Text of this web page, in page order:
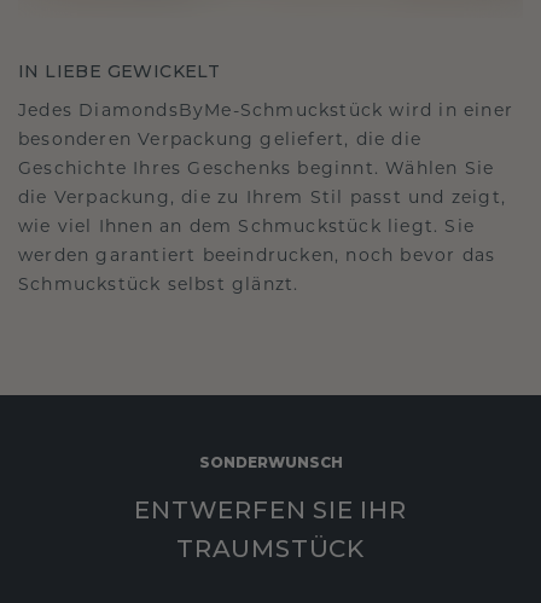
IN LIEBE GEWICKELT
Jedes DiamondsByMe-Schmuckstück wird in einer
besonderen Verpackung geliefert, die die
Geschichte Ihres Geschenks beginnt. Wählen Sie
die Verpackung, die zu Ihrem Stil passt und zeigt,
wie viel Ihnen an dem Schmuckstück liegt. Sie
werden garantiert beeindrucken, noch bevor das
Schmuckstück selbst glänzt.
SONDERWUNSCH
ENTWERFEN SIE IHR
TRAUMSTÜCK